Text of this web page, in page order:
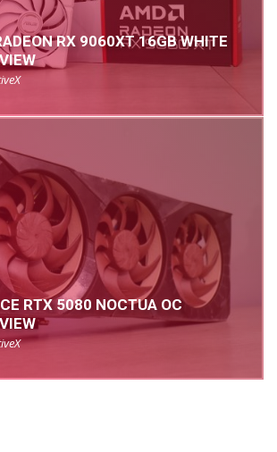
RX 9060XT 16GB WHITE
RTX 5080 NOCTUA OC